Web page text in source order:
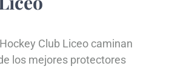
Club Liceo caminan
los mejores protectores